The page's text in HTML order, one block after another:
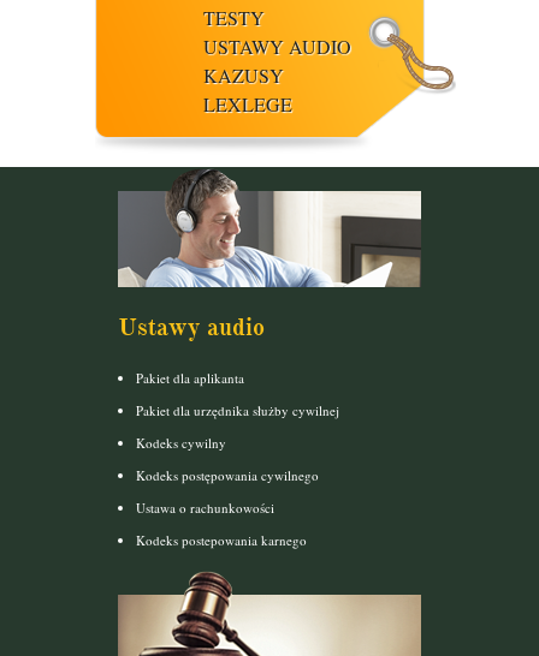
TESTY
USTAWY AUDIO
KAZUSY
LEXLEGE
Ustawy audio
Pakiet dla aplikanta
Pakiet dla urzędnika służby cywilnej
Kodeks cywilny
Kodeks postępowania cywilnego
Ustawa o rachunkowości
Kodeks postepowania karnego